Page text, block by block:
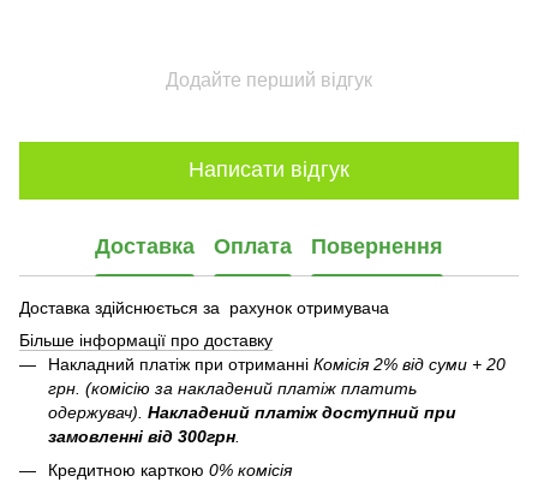
Додайте перший відгук
Написати відгук
Доставка Оплата Повернення
Доставка здійснюється за рахунок отримувача
Більше інформації про доставку
Накладний платіж при отриманні Комісія 2% від суми + 20
грн. (комісію за накладений платіж платить
одержувач). Накладений платіж доступний при
замовленні від 300грн
Кредитною карткою 0% комісія